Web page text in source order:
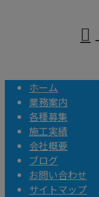
ホーム
業務案内
各種募集
施工実績
会社概要
ブログ
お問い合わせ
サイトマップ